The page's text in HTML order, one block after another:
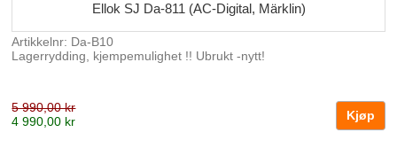
Ellok SJ Da-811 (AC-Digital, Märklin)
Artikkelnr: Da-B10
Lagerrydding, kjempemulighet !! Ubrukt -nytt!
5 990,00 kr
4 990,00 kr